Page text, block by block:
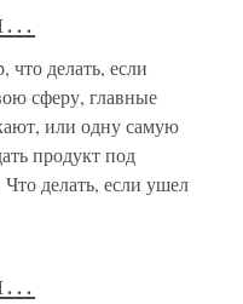
делать, если
сферу, главные
или одну самую
продукт под
делать, если ушел